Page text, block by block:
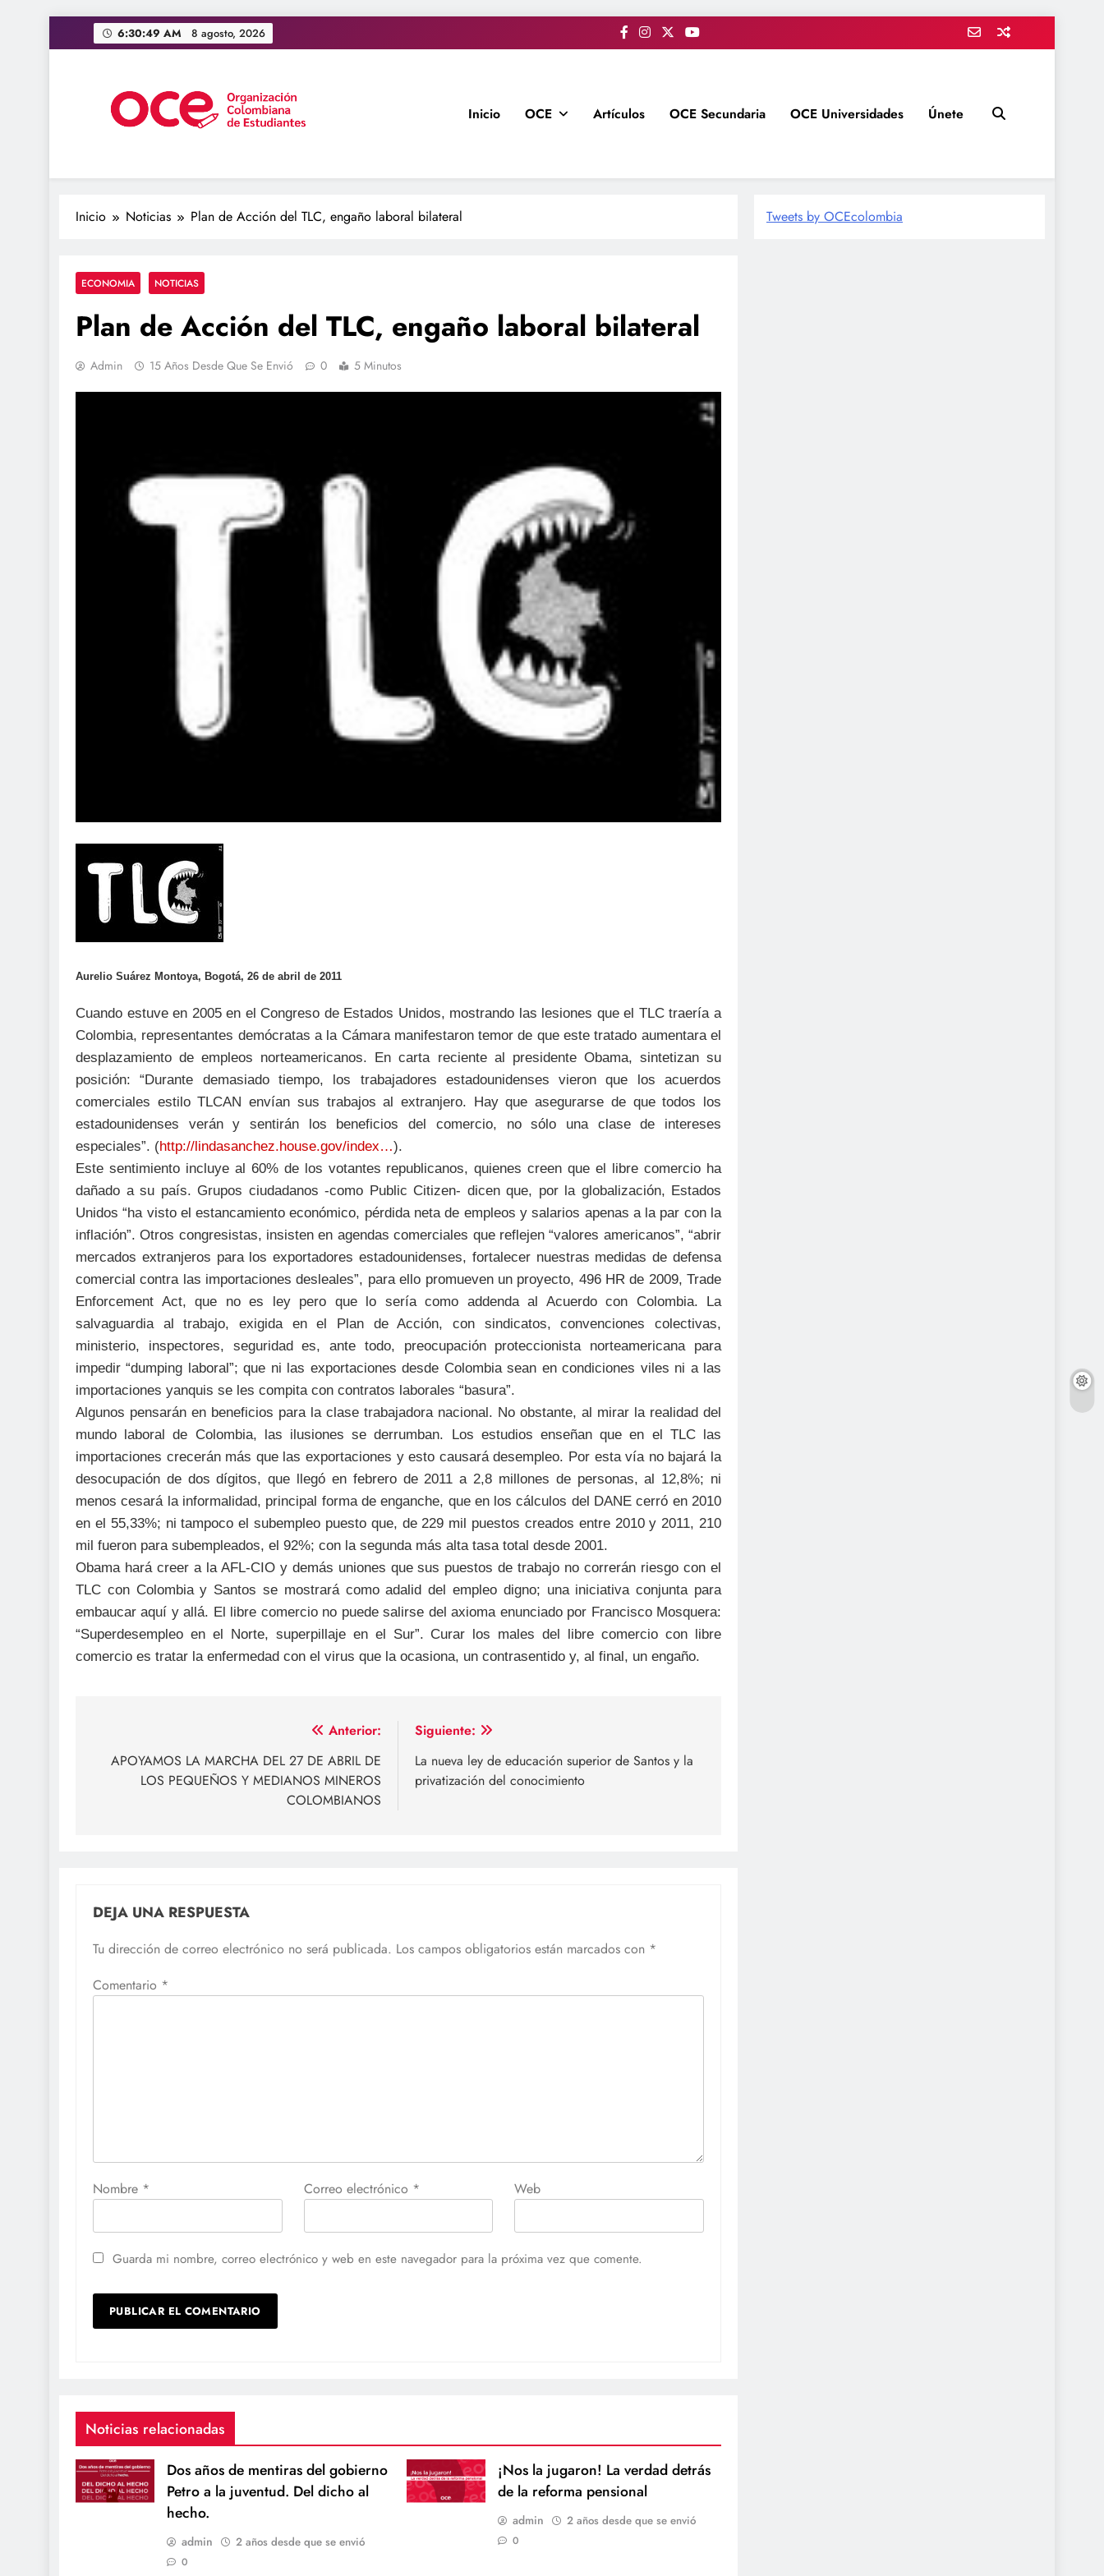
al
6:30:50 AM 8 agosto, 2026
OCE Colombia
Inicio OCE Artículos OCE Secundaria OCE Universidades Únete
Inicio Noticias Plan de Acción del TLC, engaño laboral bilateral
ECONOMIA NOTICIAS
Plan de Acción del TLC, engaño laboral bilateral
Admin 15 Años Desde Que Se Envió 0 5 Minutos
Aurelio Suárez Montoya, Bogotá, 26 de abril de 2011
Cuando estuve en 2005 en el Congreso de Estados Unidos, mostrando las lesiones que el TLC traería a
Colombia, representantes demócratas a la Cámara manifestaron temor de que este tratado aumentara el
desplazamiento de empleos norteamericanos. En carta reciente al presidente Obama, sintetizan su
posición: “Durante demasiado tiempo, los trabajadores estadounidenses vieron que los acuerdos
comerciales estilo TLCAN envían sus trabajos al extranjero. Hay que asegurarse de que todos los
estadounidenses verán y sentirán los beneficios del comercio, no sólo una clase de intereses
especiales”. (http://lindasanchez.house.gov/index…).
Este sentimiento incluye al 60% de los votantes republicanos, quienes creen que el libre comercio ha
dañado a su país. Grupos ciudadanos -como Public Citizen- dicen que, por la globalización, Estados
Unidos “ha visto el estancamiento económico, pérdida neta de empleos y salarios apenas a la par con la
inflación”. Otros congresistas, insisten en agendas comerciales que reflejen “valores americanos”, “abrir
mercados extranjeros para los exportadores estadounidenses, fortalecer nuestras medidas de defensa
comercial contra las importaciones desleales”, para ello promueven un proyecto, 496 HR de 2009, Trade
Enforcement Act, que no es ley pero que lo sería como addenda al Acuerdo con Colombia. La
salvaguardia al trabajo, exigida en el Plan de Acción, con sindicatos, convenciones colectivas,
ministerio, inspectores, seguridad es, ante todo, preocupación proteccionista norteamericana para
impedir “dumping laboral”; que ni las exportaciones desde Colombia sean en condiciones viles ni a las
importaciones yanquis se les compita con contratos laborales “basura”.
Algunos pensarán en beneficios para la clase trabajadora nacional. No obstante, al mirar la realidad del
mundo laboral de Colombia, las ilusiones se derrumban. Los estudios enseñan que en el TLC las
importaciones crecerán más que las exportaciones y esto causará desempleo. Por esta vía no bajará la
desocupación de dos dígitos, que llegó en febrero de 2011 a 2,8 millones de personas, al 12,8%; ni
menos cesará la informalidad, principal forma de enganche, que en los cálculos del DANE cerró en 2010
en el 55,33%; ni tampoco el subempleo puesto que, de 229 mil puestos creados entre 2010 y 2011, 210
mil fueron para subempleados, el 92%; con la segunda más alta tasa total desde 2001.
Obama hará creer a la AFL-CIO y demás uniones que sus puestos de trabajo no correrán riesgo con el
TLC con Colombia y Santos se mostrará como adalid del empleo digno; una iniciativa conjunta para
embaucar aquí y allá. El libre comercio no puede salirse del axioma enunciado por Francisco Mosquera:
“Superdesempleo en el Norte, superpillaje en el Sur”. Curar los males del libre comercio con libre
comercio es tratar la enfermedad con el virus que la ocasiona, un contrasentido y, al final, un engaño.
de
entradas
Anterior:
APOYAMOS LA MARCHA DEL 27 DE ABRIL DE
LOS PEQUEÑOS Y MEDIANOS MINEROS
COLOMBIANOS
Siguiente:
La nueva ley de educación superior de Santos y la
privatización del conocimiento
DEJA UNA RESPUESTA
Tu dirección de correo electrónico no será publicada. Los campos obligatorios están marcados con *
Comentario *
Nombre * Correo electrónico * Web
Guarda mi nombre, correo electrónico y web en este navegador para la próxima vez que comente.
Noticias relacionadas
Dos años de mentiras del gobierno
Petro a la juventud. Del dicho al
hecho.
admin 2 años desde que se envió
0
¡Nos la jugaron! La verdad detrás
de la reforma pensional
admin 2 años desde que se envió
0
Tweets by OCEcolombia